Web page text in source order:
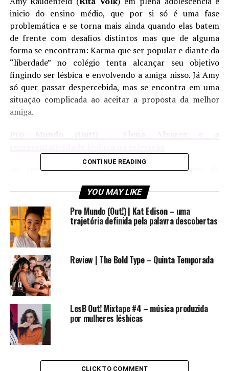
inicio do ensino médio, que por si só é uma fase
problemática e se torna mais ainda quando elas batem
de frente com desafios distintos mas que de alguma
forma se encontram: Karma que ser popular e diante da
“liberdade” no colégio tenta alcançar seu objetivo
fingindo ser lésbica e envolvendo a amiga nisso. Já Amy
só quer passar despercebida, mas se encontra em uma
situação complicada ao aceitar a proposta da melhor
amiga.
Pro Mundo (Out!) | Elena Alvarez e a
Ao embarcarem juntas nesta ideia, uma série de
situações com a família, os “romances”, seus amigos e a
própria imagem dentro e fora da escola. Enquanto Amy
começa a encarar os desafios do autoconhecimento em
relação a sexualidade e mais tarde, isto se torna um
grande conflito dentro de sua própria casa.
CONTINUE READING
YOU MAY LIKE
Pro Mundo (Out!) | Kat Edison – uma
trajetória definida pela palavra descobertas
Review | The Bold Type – Quinta Temporada
LesB Out! Mixtape #4 – música produzida
por mulheres lésbicas
CLICK TO COMMENT